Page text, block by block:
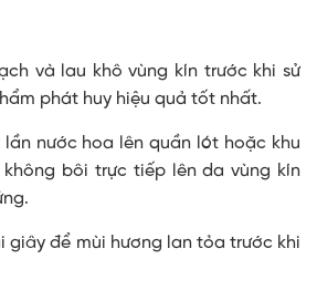
và lau khô vùng kín trước khi sử
phát huy hiệu quả tốt nhất.
lần nước hoa lên quần lót hoặc khu
bôi trực tiếp lên da vùng kín
giây để mùi hương lan tỏa trước khi